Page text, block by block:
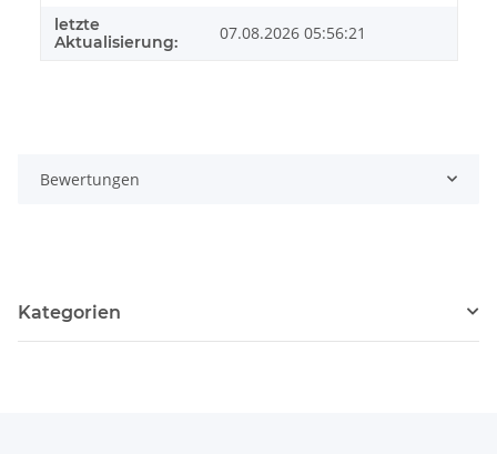
letzte
Aktualisierung:
07.08.2026 05:56:21
Bewertungen
Kategorien